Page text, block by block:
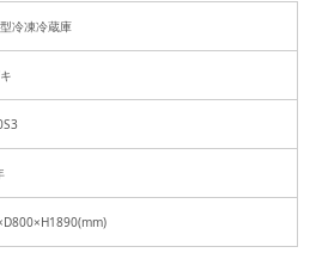
冷凍冷蔵庫